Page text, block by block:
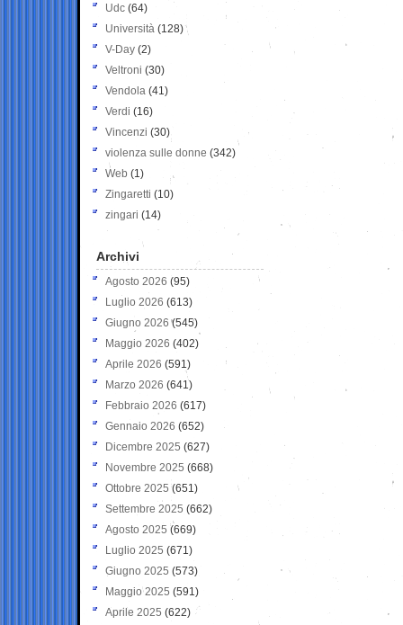
Udc (64)
Università (128)
V-Day (2)
Veltroni (30)
Vendola (41)
Verdi (16)
Vincenzi (30)
violenza sulle donne (342)
Web (1)
Zingaretti (10)
zingari (14)
Archivi
Agosto 2026 (95)
Luglio 2026 (613)
Giugno 2026 (545)
Maggio 2026 (402)
Aprile 2026 (591)
Marzo 2026 (641)
Febbraio 2026 (617)
Gennaio 2026 (652)
Dicembre 2025 (627)
Novembre 2025 (668)
Ottobre 2025 (651)
Settembre 2025 (662)
Agosto 2025 (669)
Luglio 2025 (671)
Giugno 2025 (573)
Maggio 2025 (591)
Aprile 2025 (622)